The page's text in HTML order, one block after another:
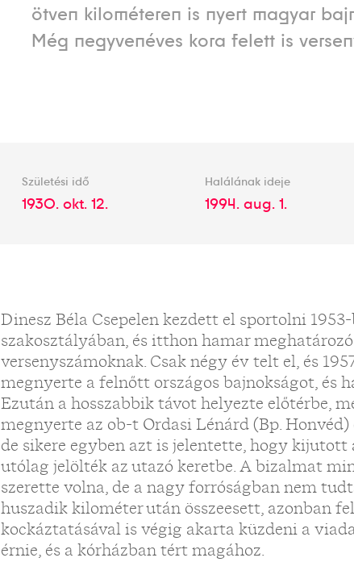
ötven kilométeren is nyert magyar
Még negyvenéves kora felett is
Születési idő
1930. okt. 12.
Halálának ideje
1994. aug. 1.
Dinesz Béla Csepelen kezdett el sportolni
szakosztályában, és itthon hamar
versenyszámoknak. Csak négy év telt el, és
megnyerte a felnőtt országos bajnokságot, és
Ezután a hosszabbik távot helyezte előtérbe,
megnyerte az ob-t Ordasi Lénárd (Bp. Honvéd)
de sikere egyben azt is jelentette, hogy
utólag jelölték az utazó keretbe. A bizalmat
szerette volna, de a nagy forróságban nem
huszadik kilométer után összeesett, azonban
kockáztatásával is végig akarta küzdeni a
érnie, és a kórházban tért magához.